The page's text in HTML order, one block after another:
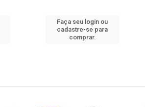
Faça seu login ou
cadastre-se para
comprar.